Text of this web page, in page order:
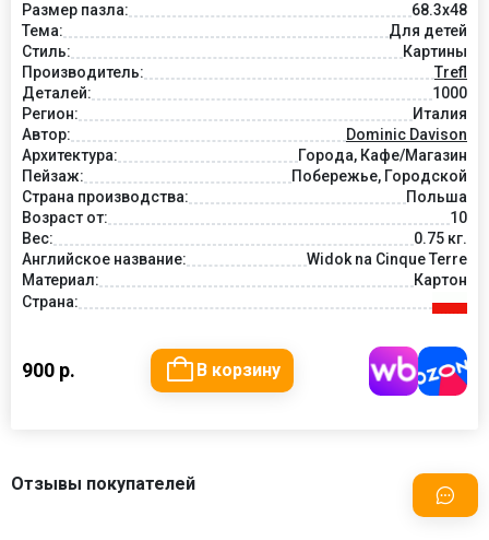
Размер пазла:
68.3x48
Тема:
Для детей
Стиль:
Картины
Производитель:
Trefl
Деталей:
1000
Регион:
Италия
Автор:
Dominic Davison
Архитектура:
Города, Кафе/Магазин
Пейзаж:
Побережье, Городской
Страна производства:
Польша
Возраст от:
10
Вес:
0.75 кг.
Английское название:
Widok na Cinque Terre
Материал:
Картон
Страна:
900 р. В корзину
Отзывы покупателей